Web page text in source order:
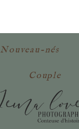
Nouveau-nés
Couple